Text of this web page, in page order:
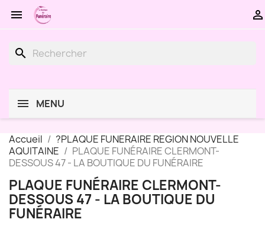
 
search
MENU
Accueil
?PLAQUE FUNERAIRE REGION NOUVELLE
AQUITAINE
PLAQUE FUNÉRAIRE CLERMONT-
DESSOUS 47 - LA BOUTIQUE DU FUNÉRAIRE
PLAQUE FUNÉRAIRE CLERMONT-
DESSOUS 47 - LA BOUTIQUE DU
FUNÉRAIRE